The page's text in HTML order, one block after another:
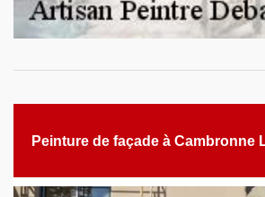
Peinture de façade à Cambronne